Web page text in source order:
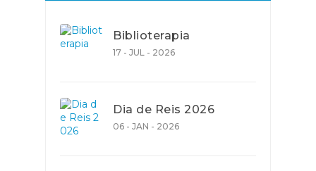
Biblioterapia
17 - JUL - 2026
Dia de Reis 2026
06 - JAN - 2026